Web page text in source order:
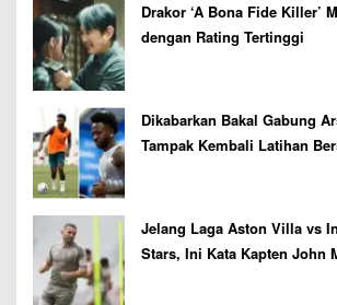
Drakor ‘A Bona Fide Killer’
dengan Rating Tertinggi
Dikabarkan Bakal Gabung
Tampak Kembali Latihan
Jelang Laga Aston Villa vs
Stars, Ini Kata Kapten John